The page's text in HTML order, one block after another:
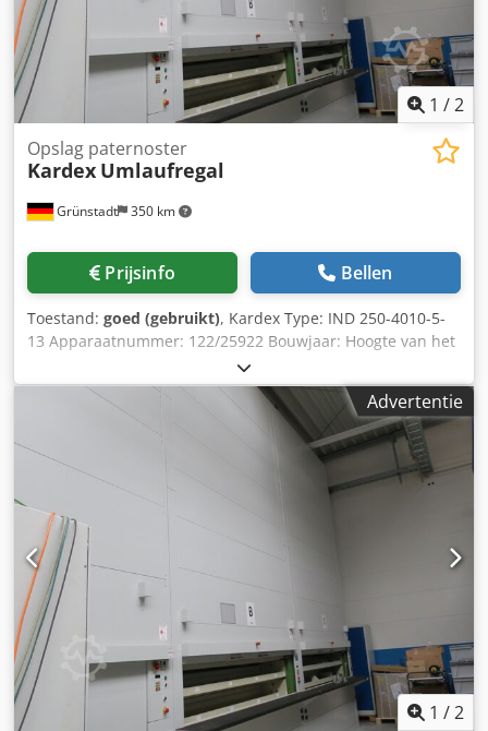
1 /2
Grünstadt 350 km
Opslag paternoster
Kardex Umlaufregal
Prijsinfo Bellen
Toestand: goed (gebruikt), Kardex Type: IND 250-4010-5-
13 Apparaatnummer: 122/25922 Bouwjaar: Hoogte van het
apparaat: ca. 6000 mm Breedte van het apparaat: ca. 3000
mm Diepte van het apparaat: ca. 1100 mm + 350 mm
tafelblad Aantal legborden: 40 Breedte van de legborden:
ca. 2500 mm Diepte van de legborden: ca. 410 mm Hoogte
van de legborden: ca. 230 mm Last per legbord: 195 kg
Chodpfozk Ewyjx Ah Eoa Totale last: 7500 kg Kleur: Grijs
Advertentie
1 /2